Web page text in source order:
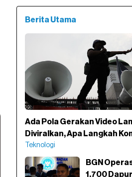
Berita Utama
Ada Pola Gerakan Video
Diviralkan, Apa Langkah
Teknologi
BGN
1.700